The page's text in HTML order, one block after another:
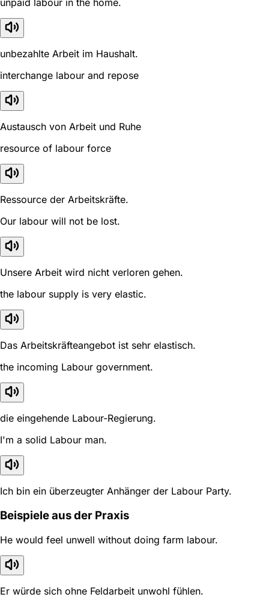
unpaid labour in the home.
unbezahlte Arbeit im Haushalt.
interchange labour and repose
Austausch von Arbeit und Ruhe
resource of labour force
Ressource der Arbeitskräfte.
Our labour will not be lost.
Unsere Arbeit wird nicht verloren gehen.
the labour supply is very elastic.
Das Arbeitskräfteangebot ist sehr elastisch.
the incoming Labour government.
die eingehende Labour-Regierung.
I'm a solid Labour man.
Ich bin ein überzeugter Anhänger der Labour Party.
Beispiele aus der Praxis
He would feel unwell without doing farm labour.
Er würde sich ohne Feldarbeit unwohl fühlen.